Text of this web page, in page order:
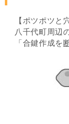
【ポツポツ
八千代町周辺
「合鍵作成を